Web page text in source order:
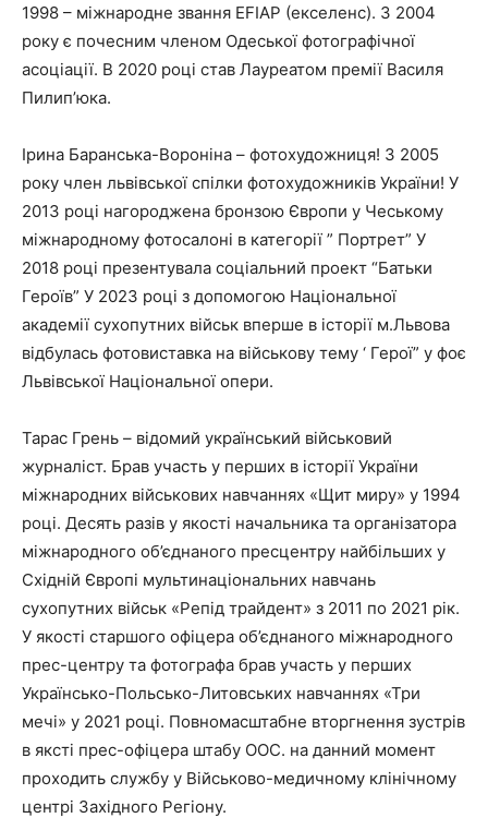
1998 – міжнародне звання EFIAP (екселенс). З 2004
року є почесним членом Одеської фотографічної
асоціації. В 2020 році став Лауреатом премії Василя
Пилип’юка.
Ірина Баранська-Вороніна – фотохудожниця! З 2005
року член львівської спілки фотохудожників України! У
2013 році нагороджена бронзою Європи у Чеському
міжнародному фотосалоні в категорії ” Портрет” У
2018 році презентувала соціальний проект “Батьки
Героїв” У 2023 році з допомогою Національної
академії сухопутних військ вперше в історії м.Львова
відбулась фотовиставка на військову тему ‘ Герої” у фоє
Львівської Національної опери.
Тарас Грень – відомий український військовий
журналіст. Брав участь у перших в історії України
міжнародних військових навчаннях «Щит миру» у 1994
році. Десять разів у якості начальника та організатора
міжнародного об’єднаного пресцентру найбільших у
Східній Європі мультинаціональних навчань
сухопутних військ «Репід трайдент» з 2011 по 2021 рік.
У якості старшого офіцера об’єднаного міжнародного
прес-центру та фотографа брав участь у перших
Українсько-Польсько-Литовських навчаннях «Три
мечі» у 2021 році. Повномасштабне вторгнення зустрів
в яксті прес-офіцера штабу ООС. на данний момент
проходить службу у Військово-медичному клінічному
центрі Західного Регіону.